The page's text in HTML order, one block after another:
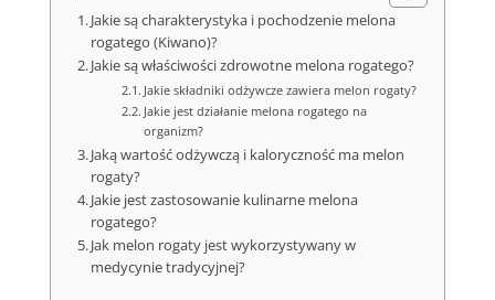
Jakie są charakterystyka i pochodzenie melona
rogatego (Kiwano)?
Jakie są właściwości zdrowotne melona rogatego?
Jakie składniki odżywcze zawiera melon rogaty?
Jakie jest działanie melona rogatego na
organizm?
Jaką wartość odżywczą i kaloryczność ma melon
rogaty?
Jakie jest zastosowanie kulinarne melona
rogatego?
Jak melon rogaty jest wykorzystywany w
medycynie tradycyjnej?